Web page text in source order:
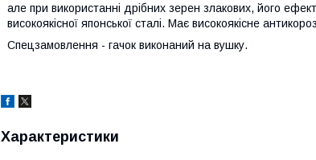
але при використанні дрібних зерен злакових, його
високоякісної японської сталі. Має високоякісне
Спецзамовлення - гачок виконаний на вушку.
Характеристики